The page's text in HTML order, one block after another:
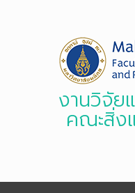
งานวิจัย
คณะสิ่ง